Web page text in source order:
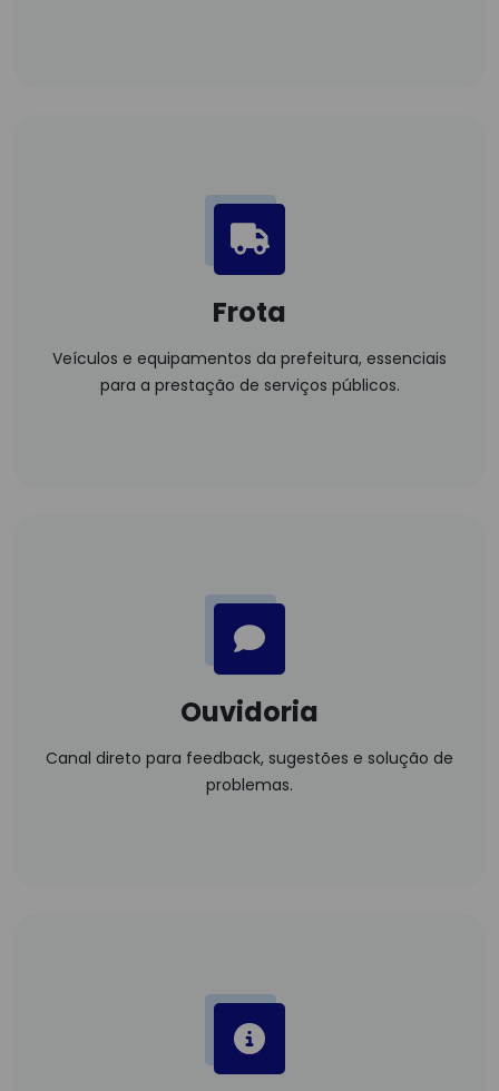
Frota
Veículos e equipamentos da prefeitura, essenciais
para a prestação de serviços públicos.
Ouvidoria
Canal direto para feedback, sugestões e solução de
problemas.